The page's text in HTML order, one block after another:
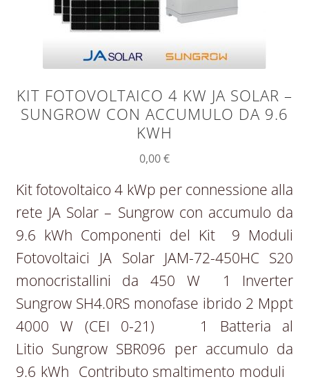
KIT FOTOVOLTAICO 4 KW JA SOLAR –
SUNGROW CON ACCUMULO DA 9.6
KWH
0,00€
Kit fotovoltaico 4 kWp per connessione alla
rete JA Solar – Sungrow con accumulo da
9.6 kWh Componenti del Kit 9 Moduli
Fotovoltaici JA Solar JAM-72-450HC S20
monocristallini da 450 W 1 Inverter
Sungrow SH4.0RS monofase ibrido 2 Mppt
4000 W (CEI 0-21) 1 Batteria al
Litio Sungrow SBR096 per accumulo da
9.6 kWh Contributo smaltimento moduli